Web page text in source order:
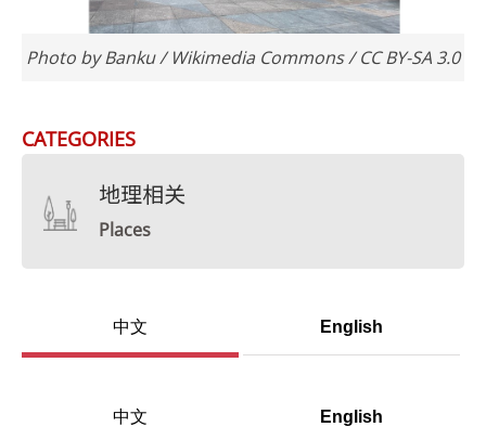
Photo by Banku / Wikimedia Commons / CC BY-SA 3.0
CATEGORIES
地理相关
Places
中文 English
中文 English